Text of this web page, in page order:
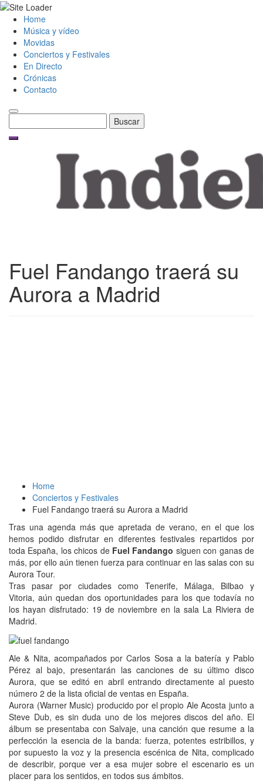
Skip
content
Home
Música y vídeo
Movidas
Conciertos y Festivales
En Directo
Crónicas
Contacto
Fuel Fandango traerá su
Aurora a Madrid
Home
Conciertos y Festivales
Fuel Fandango traerá su Aurora a Madrid
Tras una agenda más que apretada de verano, en el que los
hemos podido disfrutar en diferentes festivales repartidos por
toda España, los chicos de Fuel Fandango siguen con ganas de
más, por ello aún tienen fuerza para continuar en las salas con su
Aurora Tour.
Tras pasar por ciudades como Tenerife, Málaga, Bilbao y
Vitoria, aún quedan dos oportunidades para los que todavía no
los hayan disfrutado: 19 de noviembre en la sala La Riviera de
Madrid.
Ale & Nita, acompañados por Carlos Sosa a la batería y Pablo
Pérez al bajo, presentarán las canciones de su último disco
Aurora, que se editó en abril entrando directamente al puesto
número 2 de la lista oficial de ventas en España.
Aurora (Warner Music) producido por el propio Ale Acosta junto a
Steve Dub, es sin duda uno de los mejores discos del año. El
álbum se presentaba con Salvaje, una canción que resume a la
perfección la esencia de la banda: fuerza, potentes estribillos, y
por supuesto la voz y la presencia escénica de Nita, complicado
de describir, porque ver a esa mujer sobre el escenario es un
placer para los sentidos, en todos sus ámbitos.